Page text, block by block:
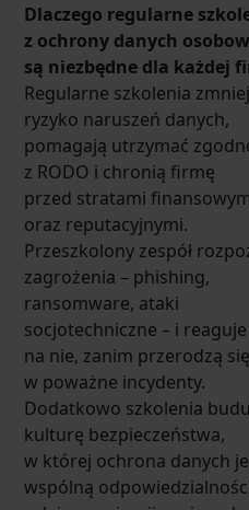
Dlaczego regularne
z ochrony danych
są niezbędne dla każdej
Regularne szkolenia
ryzyko naruszeń danych,
pomagają utrzymać
z RODO i chronią firmę
przed stratami
oraz reputacyjnymi.
Przeszkolony zespół
zagrożenia – phishing,
ransomware, ataki
socjotechniczne – i reaguje
na nie, zanim przerodzą się
w poważne incydenty.
Dodatkowo szkolenia
kulturę bezpieczeństwa,
w której ochrona danych
wspólną